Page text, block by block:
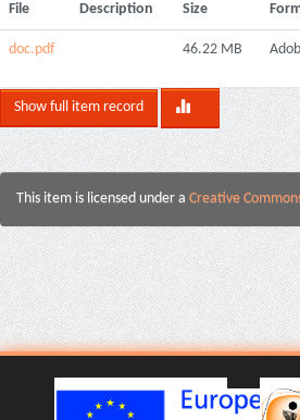
File Description Size
doc.pdf 46.22 MB
Show full item record
This item is licensed under a Creative